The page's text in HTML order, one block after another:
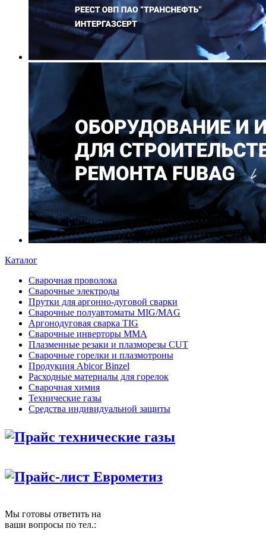
Каталог
Сварочная проволока
Сварочные электроды
Прутки для аргонно-дуговой сварки
Сварочные полуавтоматы MIG/MAG
Аргонодуговая сварка TIG
Сварочные инверторы MMA
Плазменные резаки и плазморезы CUT
Сварочные горелки и плазмотроны
Продукция Abicor Binzel
Расходные материалы для горелок
Сварочная химия
Технические газы
Средства индивидуальной защиты
Прайс технические газы
Прайс-лист Еврометиз
Мы готовы ответить на
ваши вопросы по тел.: